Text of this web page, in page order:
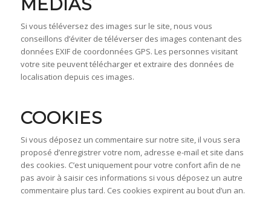
MÉDIAS
Si vous téléversez des images sur le site, nous vous
conseillons d’éviter de téléverser des images contenant des
données EXIF de coordonnées GPS. Les personnes visitant
votre site peuvent télécharger et extraire des données de
localisation depuis ces images.
COOKIES
Si vous déposez un commentaire sur notre site, il vous sera
proposé d’enregistrer votre nom, adresse e-mail et site dans
des cookies. C’est uniquement pour votre confort afin de ne
pas avoir à saisir ces informations si vous déposez un autre
commentaire plus tard. Ces cookies expirent au bout d’un an.